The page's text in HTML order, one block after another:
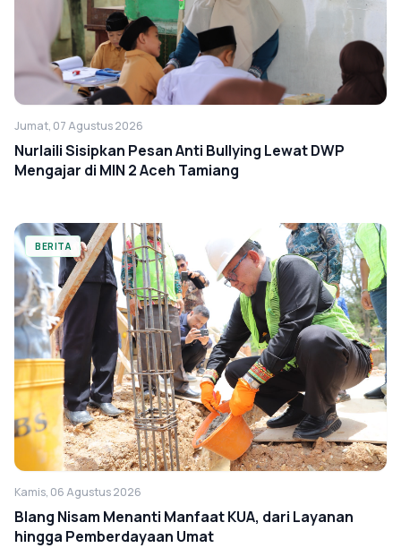
Jumat, 07 Agustus 2026
Nurlaili Sisipkan Pesan Anti Bullying Lewat DWP
Mengajar di MIN 2 Aceh Tamiang
BERITA
Kamis, 06 Agustus 2026
Blang Nisam Menanti Manfaat KUA, dari Layanan
hingga Pemberdayaan Umat